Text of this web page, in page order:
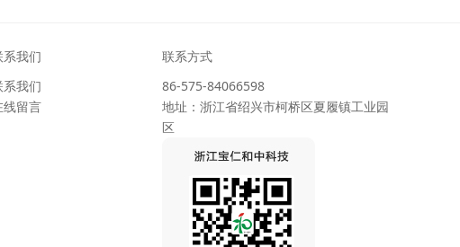
系我们
系我们
线留言
联系方式
86-575-84066598
地址：浙江省绍兴市柯桥区夏履镇工业园
区